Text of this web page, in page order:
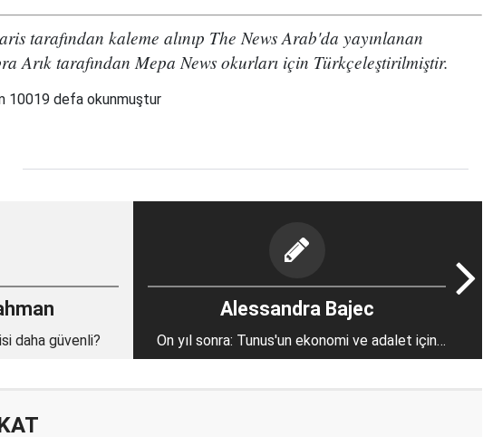
tarafından kaleme alınıp The News Arab'da yayınlanan
Arık tarafından Mepa News okurları için Türkçeleştirilmiştir.
10019 defa okunmuştur
daha güvenli?
Alessandra Bajec
On yıl sonra: Tunus'un ekonomi ve adalet için
olan devimci talebi karşılanmadı